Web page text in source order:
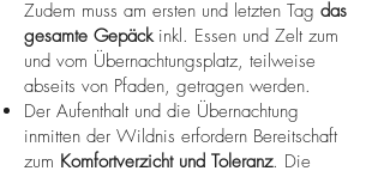
Zudem muss am ersten und letzten Tag das
gesamte Gepäck inkl. Essen und Zelt zum
und vom Übernachtungsplatz, teilweise
abseits von Pfaden, getragen werden.
Der Aufenthalt und die Übernachtung
inmitten der Wildnis erfordern Bereitschaft
zum Komfortverzicht und Toleranz. Die